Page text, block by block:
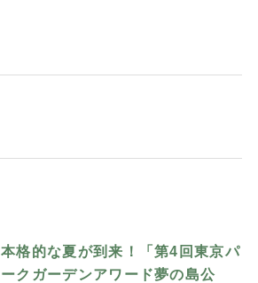
本格的な夏が到来！「第4回東京パ
ークガーデンアワード夢の島公